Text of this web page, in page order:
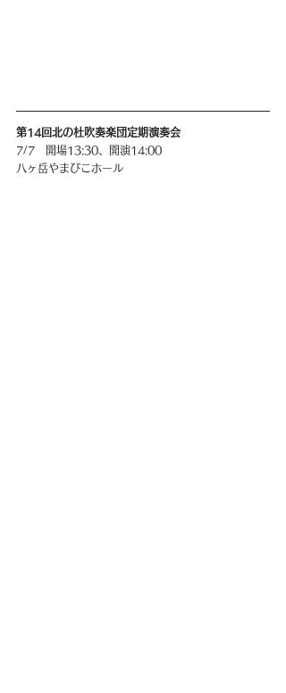
第14回北の杜吹奏楽団定期演奏会
7/7   開場13:30、開演14:00
八ヶ岳やまびこホール